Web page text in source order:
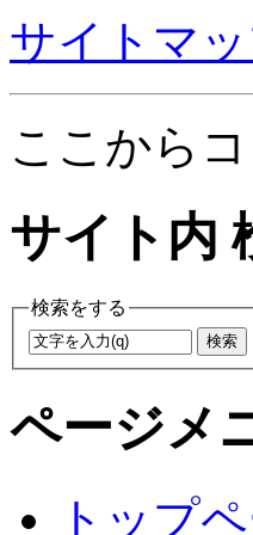
サイトマ
ここから
サイト内
検索をする
ページメ
トップ